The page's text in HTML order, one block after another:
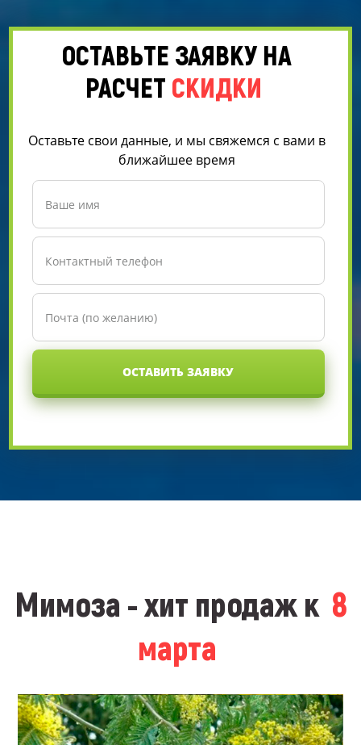
ОСТАВЬТЕ ЗАЯВКУ НА
РАСЧЕТ СКИДКИ
Оставьте свои данные, и мы свяжемся с вами в
ближайшее время
ОСТАВИТЬ ЗАЯВКУ
Мимоза - хит продаж к 8
марта